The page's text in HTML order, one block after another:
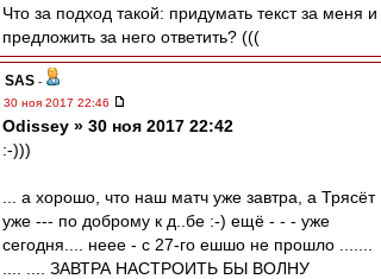
Что за подход такой: придумать текст за меня и
предложить за него ответить? (((
SAS -
30 ноя 2017 22:46
Odissey » 30 ноя 2017 22:42
:-)))
... а хорошо, что наш матч уже завтра, а Трясёт
уже --- по доброму к д..бе :-) ещё - - - уже
сегодня.... неее - с 27-го ешшо не прошло .......
.... .... ЗАВТРА НАСТРОИТЬ БЫ ВОЛНУ